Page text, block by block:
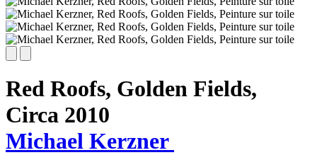
Red Roofs, Golden Fields,
Circa 2010
Michael Kerzner